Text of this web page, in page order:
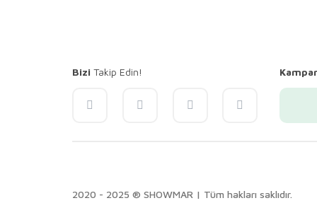
Bizi Takip Edin!
2020 - 2025 ® SHOWMAR | Tüm hakları saklıdır.